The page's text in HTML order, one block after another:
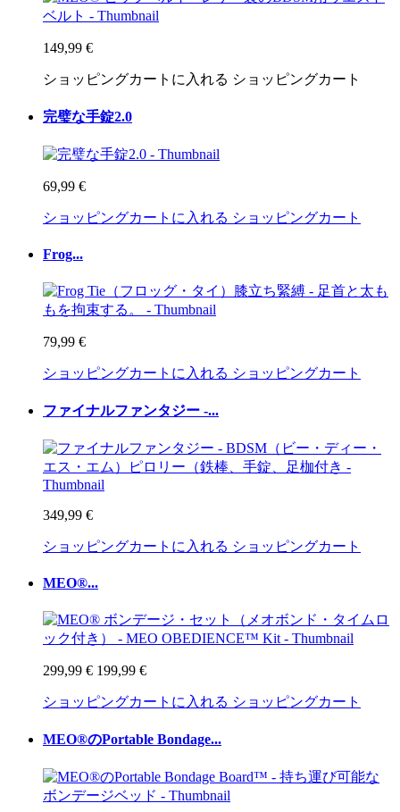
149,99 €
ショッピングカートに入れる ショッピングカート
完璧な手錠2.0
69,99 €
ショッピングカートに入れる ショッピングカート
Frog...
79,99 €
ショッピングカートに入れる ショッピングカート
ファイナルファンタジー -...
349,99 €
ショッピングカートに入れる ショッピングカート
MEO®...
299,99 € 199,99 €
ショッピングカートに入れる ショッピングカート
MEO®のPortable Bondage...